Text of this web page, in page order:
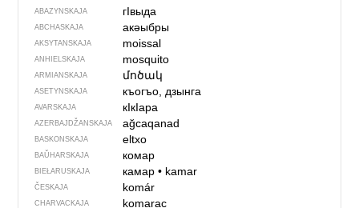
ABAZYNSKAJA гIвыда
ABCHASKAJA акәыбры
AKSYTANSKAJA moissal
ANHIELSKAJA mosquito
ARMIANSKAJA մոծակ
ASETYNSKAJA къогъо, дзынга
AVARSKAJA кIкIара
AZERBAJDŽAN­SKAJA ağcaqanad
BASKONSKAJA eltxo
BAŬHARSKAJA комар
BIEŁARUSKAJA камар• kamar
ČESKAJA komár
CHARVACKAJA komarac